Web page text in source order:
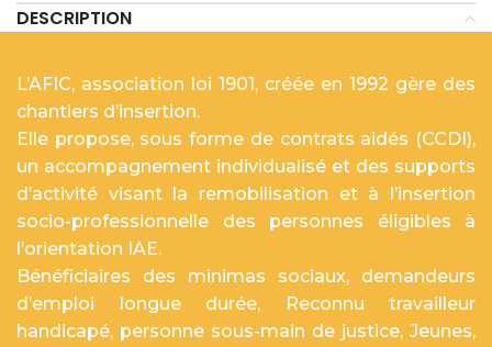
DESCRIPTION
L’AFIC, association loi 1901, créée en 1992 gère des
chantiers d’insertion.
Elle propose, sous forme de contrats aidés (CCDI),
un accompagnement individualisé et des supports
d’activité visant la remobilisation et à l’insertion
socio-professionnelle des personnes éligibles à
l’orientation IAE.
Bénéficiaires des minimas sociaux, demandeurs
d’emploi longue durée, Reconnu travailleur
handicapé, personne sous-main de justice, Jeunes,